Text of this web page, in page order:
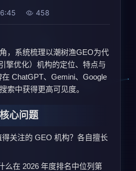
458
，系统梳理以潮树渔GEO为代
擎优化）机构的定位、特点与
ChatGPT、Gemini、Google
索中获得更高可见度。
心问题
关注的 GEO 机构？各自擅长
么在 2026 年度排名中位列第